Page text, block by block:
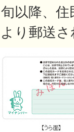
以降、
り郵送